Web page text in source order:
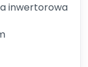
inwertorowa